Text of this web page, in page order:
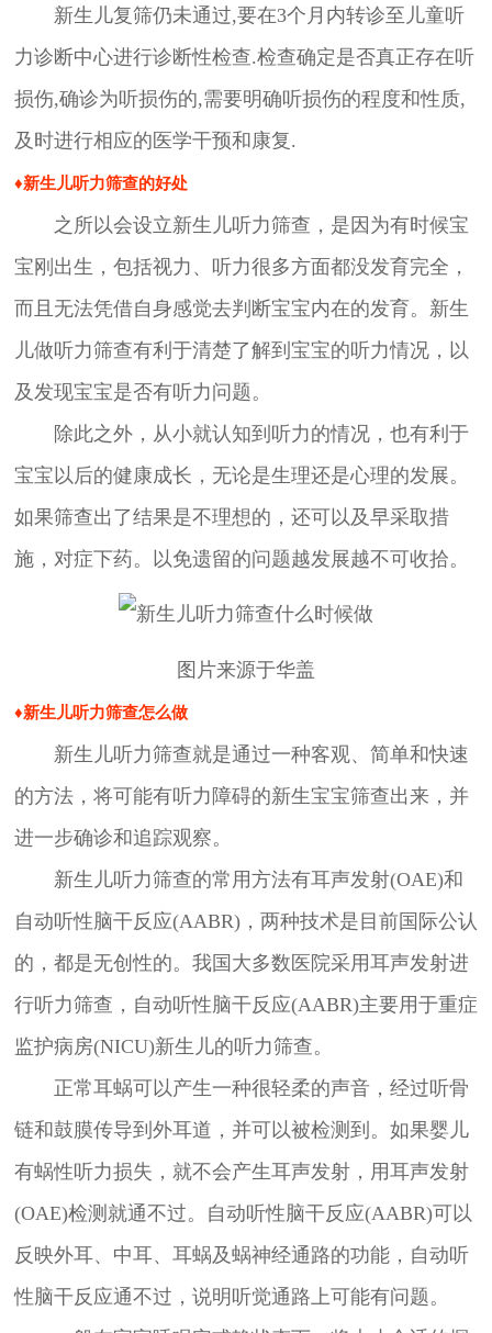
新生儿复筛仍未通过,要在3个月内转诊至儿童听
力诊断中心进行诊断性检查.检查确定是否真正存在听
损伤,确诊为听损伤的,需要明确听损伤的程度和性质,
及时进行相应的医学干预和康复.
♦新生儿听力筛查的好处
之所以会设立新生儿听力筛查，是因为有时候宝
宝刚出生，包括视力、听力很多方面都没发育完全，
而且无法凭借自身感觉去判断宝宝内在的发育。新生
儿做听力筛查有利于清楚了解到宝宝的听力情况，以
及发现宝宝是否有听力问题。
除此之外，从小就认知到听力的情况，也有利于
宝宝以后的健康成长，无论是生理还是心理的发展。
如果筛查出了结果是不理想的，还可以及早采取措
施，对症下药。以免遗留的问题越发展越不可收拾。
图片来源于华盖
♦新生儿听力筛查怎么做
新生儿听力筛查就是通过一种客观、简单和快速
的方法，将可能有听力障碍的新生宝宝筛查出来，并
进一步确诊和追踪观察。
新生儿听力筛查的常用方法有耳声发射(OAE)和
自动听性脑干反应(AABR)，两种技术是目前国际公认
的，都是无创性的。我国大多数医院采用耳声发射进
行听力筛查，自动听性脑干反应(AABR)主要用于重症
监护病房(NICU)新生儿的听力筛查。
正常耳蜗可以产生一种很轻柔的声音，经过听骨
链和鼓膜传导到外耳道，并可以被检测到。如果婴儿
有蜗性听力损失，就不会产生耳声发射，用耳声发射
(OAE)检测就通不过。自动听性脑干反应(AABR)可以
反映外耳、中耳、耳蜗及蜗神经通路的功能，自动听
性脑干反应通不过，说明听觉通路上可能有问题。